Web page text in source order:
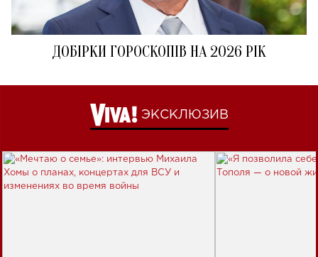
ДОБІРКИ ГОРОСКОПІВ НА 2026 РІК
ЭКСКЛЮЗИВ